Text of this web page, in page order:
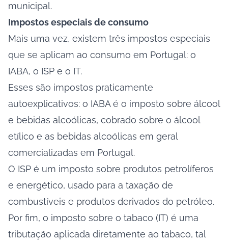
municipal.
Impostos especiais de consumo
Mais uma vez, existem três impostos especiais
que se aplicam ao consumo em Portugal: o
IABA, o ISP e o IT.
Esses são impostos praticamente
autoexplicativos: o IABA é o imposto sobre álcool
e bebidas alcoólicas, cobrado sobre o álcool
etílico e as bebidas alcoólicas em geral
comercializadas em Portugal.
O ISP é um imposto sobre produtos petrolíferos
e energético, usado para a taxação de
combustíveis e produtos derivados do petróleo.
Por fim, o imposto sobre o tabaco (IT) é uma
tributação aplicada diretamente ao tabaco, tal